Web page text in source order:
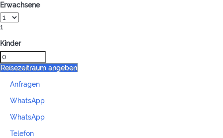
Erwachsene
1
Kinder
Reisezeitraum angeben
Anfragen
WhatsApp
WhatsApp
Telefon